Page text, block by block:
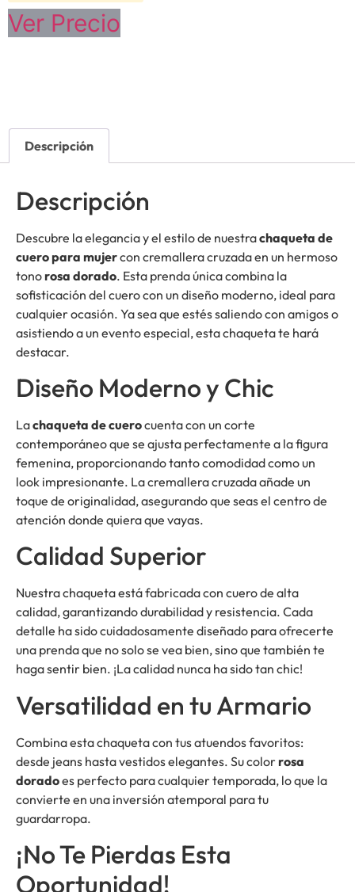
Ver Precio
Descripción
Descripción
Descubre la elegancia y el estilo de nuestrachaqueta de
cuero para mujercon cremallera cruzada en un hermoso
tonorosa dorado. Esta prenda única combina la
sofisticación del cuero con un diseño moderno, ideal para
cualquier ocasión. Ya sea que estés saliendo con amigos o
asistiendo a un evento especial, esta chaqueta te hará
destacar.
Diseño Moderno y Chic
Lachaqueta de cuerocuenta con un corte
contemporáneo que se ajusta perfectamente a la figura
femenina, proporcionando tanto comodidad como un
look impresionante. La cremallera cruzada añade un
toque de originalidad, asegurando que seas el centro de
atención donde quiera que vayas.
Calidad Superior
Nuestra chaqueta está fabricada con cuero de alta
calidad, garantizando durabilidad y resistencia. Cada
detalle ha sido cuidadosamente diseñado para ofrecerte
una prenda que no solo se vea bien, sino que también te
haga sentir bien. ¡La calidad nunca ha sido tan chic!
Versatilidad en tu Armario
Combina esta chaqueta con tus atuendos favoritos:
desde jeans hasta vestidos elegantes. Su colorrosa
doradoes perfecto para cualquier temporada, lo que la
convierte en una inversión atemporal para tu
guardarropa.
¡No Te Pierdas Esta
Oportunidad!